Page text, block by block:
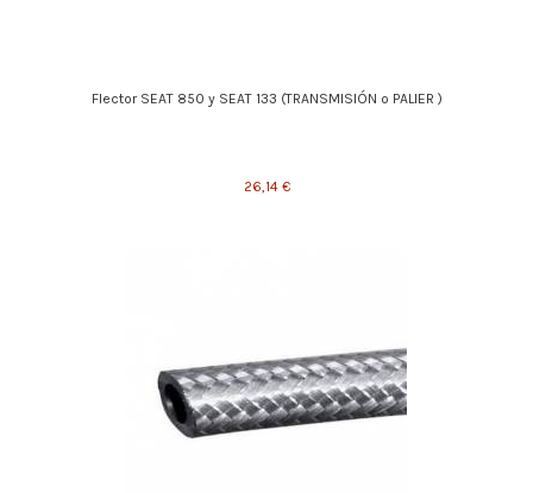
Flector SEAT 850 y SEAT 133 (TRANSMISIÓN o PALIER )
26,14 €